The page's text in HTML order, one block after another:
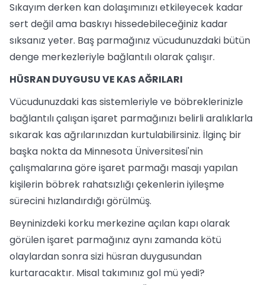
Sıkayım derken kan dolaşımınızı etkileyecek kadar
sert değil ama baskıyı hissedebileceğiniz kadar
sıksanız yeter. Baş parmağınız vücudunuzdaki bütün
denge merkezleriyle bağlantılı olarak çalışır.
HÜSRAN DUYGUSU VE KAS AĞRILARI
Vücudunuzdaki kas sistemleriyle ve böbreklerinizle
bağlantılı çalışan işaret parmağınızı belirli aralıklarla
sıkarak kas ağrılarınızdan kurtulabilirsiniz. İlginç bir
başka nokta da Minnesota Üniversitesi'nin
çalışmalarına göre işaret parmağı masajı yapılan
kişilerin böbrek rahatsızlığı çekenlerin iyileşme
sürecini hızlandırdığı görülmüş.
Beyninizdeki korku merkezine açılan kapı olarak
görülen işaret parmağınız aynı zamanda kötü
olaylardan sonra sizi hüsran duygusundan
kurtaracaktır. Misal takımınız gol mü yedi?